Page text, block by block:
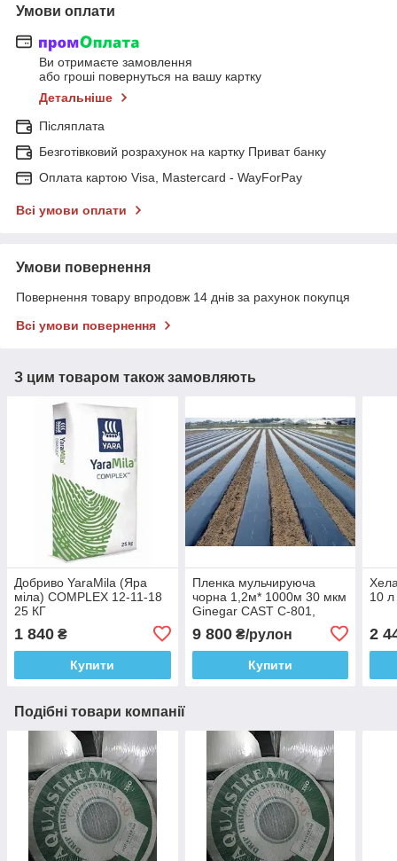
Умови оплати
Ви отримаєте замовлення
або гроші повернуться на вашу картку
Детальніше
Післяплата
Безготівковий розрахунок на картку Приват банку
Оплата картою Visa, Mastercard - WayForPay
Всі умови оплати
Умови повернення
Повернення товару впродовж 14 днів за рахунок покупця
Всі умови повернення
З цим товаром також замовляють
Добриво YaraMila (Яра
міла) COMPLEX 12-11-18
25 КГ
1 840 ₴
Купити
Пленка мульчируюча
чорна 1,2м* 1000м 30 мкм
Ginegar CAST C-801,
9 800₴/рулон
Купити
10 л
2
Подібні товари компанії